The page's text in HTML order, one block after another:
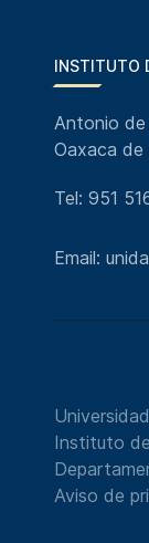
INSTITUTO
Antonio
Oaxaca de
Tel: 951
Email:
Instituto
Aviso de